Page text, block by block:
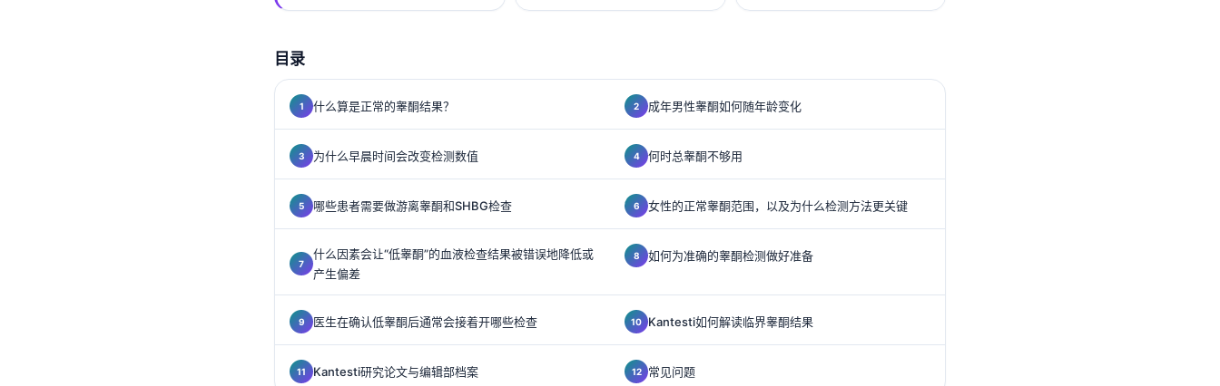
目录
什么算是正常的睾酮结果？ 成年男性睾酮如何随年龄变化
为什么早晨时间会改变检测数值 何时总睾酮不够用
哪些患者需要做游离睾酮和SHBG检查 女性的正常睾酮范围，以及为什么检测方法更关键
什么因素会让“低睾酮”的血液检查结果被错误地降低或
产生偏差
如何为准确的睾酮检测做好准备
医生在确认低睾酮后通常会接着开哪些检查 Kantesti如何解读临界睾酮结果
Kantesti研究论文与编辑部档案 常见问题